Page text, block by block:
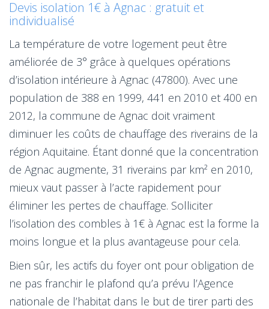
Devis isolation 1€ à Agnac : gratuit et
individualisé
La température de votre logement peut être
améliorée de 3° grâce à quelques opérations
d’isolation intérieure à Agnac (47800). Avec une
population de 388 en 1999, 441 en 2010 et 400 en
2012, la commune de Agnac doit vraiment
diminuer les coûts de chauffage des riverains de la
région Aquitaine. Étant donné que la concentration
de Agnac augmente, 31 riverains par km² en 2010,
mieux vaut passer à l’acte rapidement pour
éliminer les pertes de chauffage. Solliciter
l’isolation des combles à 1€ à Agnac est la forme la
moins longue et la plus avantageuse pour cela.
Bien sûr, les actifs du foyer ont pour obligation de
ne pas franchir le plafond qu’a prévu l’Agence
nationale de l’habitat dans le but de tirer parti des